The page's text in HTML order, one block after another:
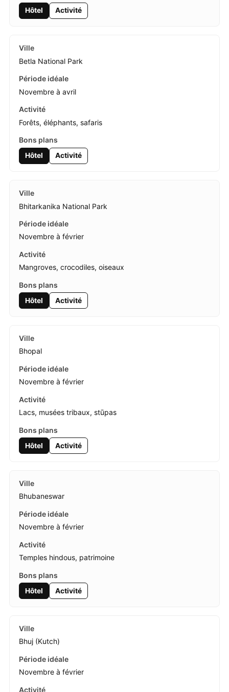
Hôtel Activité
Betla National Park
Novembre à avril
Forêts, éléphants, safaris
Hôtel Activité
Bhitarkanika National Park
Novembre à février
Mangroves, crocodiles, oiseaux
Hôtel Activité
Bhopal
Novembre à février
Lacs, musées tribaux, stūpas
Hôtel Activité
Bhubaneswar
Novembre à février
Temples hindous, patrimoine
Hôtel Activité
Bhuj (Kutch)
Novembre à février